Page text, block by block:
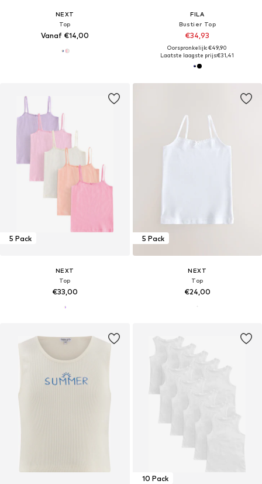
NEXT
Top
Vanaf €14,00
FILA
Bustier Top
€34,93
Oorspronkelijk: €49,90
Laatste laagste prijs:€31,41
5 Pack
NEXT
Top
€33,00
5 Pack
NEXT
Top
€24,00
10 Pack